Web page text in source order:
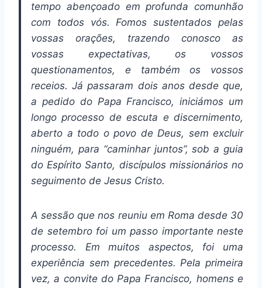
tempo abençoado em profunda comunhão
com todos vós. Fomos sustentados pelas
vossas orações, trazendo conosco as
vossas expectativas, os vossos
questionamentos, e também os vossos
receios. Já passaram dois anos desde que,
a pedido do Papa Francisco, iniciámos um
longo processo de escuta e discernimento,
aberto a todo o povo de Deus, sem excluir
ninguém, para “caminhar juntos”, sob a guia
do Espírito Santo, discípulos missionários no
seguimento de Jesus Cristo.
A sessão que nos reuniu em Roma desde 30
de setembro foi um passo importante neste
processo. Em muitos aspectos, foi uma
experiência sem precedentes. Pela primeira
vez, a convite do Papa Francisco, homens e